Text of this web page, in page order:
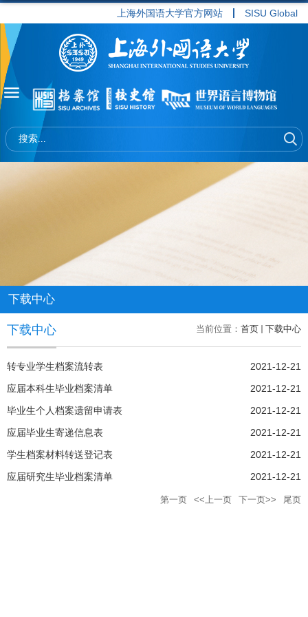
上海外国语大学官方网站 SISU Global
下载中心
当前位置： 首页 下载中心
下载中心
转专业学生档案流转表
2021-12-21
应届本科生毕业档案清单
2021-12-21
毕业生个人档案遗留申请表
2021-12-21
应届毕业生寄递信息表
2021-12-21
学生档案材料转送登记表
2021-12-21
应届研究生毕业档案清单
2021-12-21
第一页 <<上一页 下一页>> 尾页